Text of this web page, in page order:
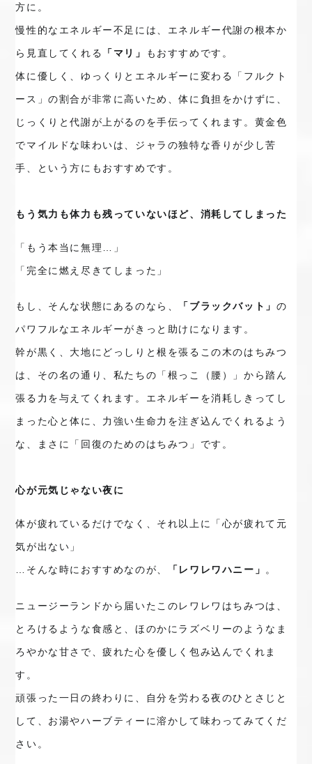
方に。
慢性的なエネルギー不足には、エネルギー代謝の根本か
ら見直してくれる 「マリ」 もおすすめです。
体に優しく、ゆっくりとエネルギーに変わる「フルクト
ース」の割合が非常に高いため、体に負担をかけずに、
じっくりと代謝が上がるのを手伝ってくれます。黄金色
でマイルドな味わいは、ジャラの独特な香りが少し苦
手、という方にもおすすめです。
もう気力も体力も残っていないほど、消耗してしまった
「もう本当に無理…」
「完全に燃え尽きてしまった」
もし、そんな状態にあるのなら、 「ブラックバット」 の
パワフルなエネルギーがきっと助けになります。
幹が黒く、大地にどっしりと根を張るこの木のはちみつ
は、その名の通り、私たちの「根っこ（腰）」から踏ん
張る力を与えてくれます。エネルギーを消耗しきってし
まった心と体に、力強い生命力を注ぎ込んでくれるよう
な、まさに「回復のためのはちみつ」です。
心が元気じゃない夜に
体が疲れているだけでなく、それ以上に「心が疲れて元
気が出ない」
…そんな時におすすめなのが、 「レワレワハニー」 。
ニュージーランドから届いたこのレワレワはちみつは、
とろけるような食感と、ほのかにラズベリーのようなま
ろやかな甘さで、疲れた心を優しく包み込んでくれま
す。
頑張った一日の終わりに、自分を労わる夜のひとさじと
して、お湯やハーブティーに溶かして味わってみてくだ
さい。